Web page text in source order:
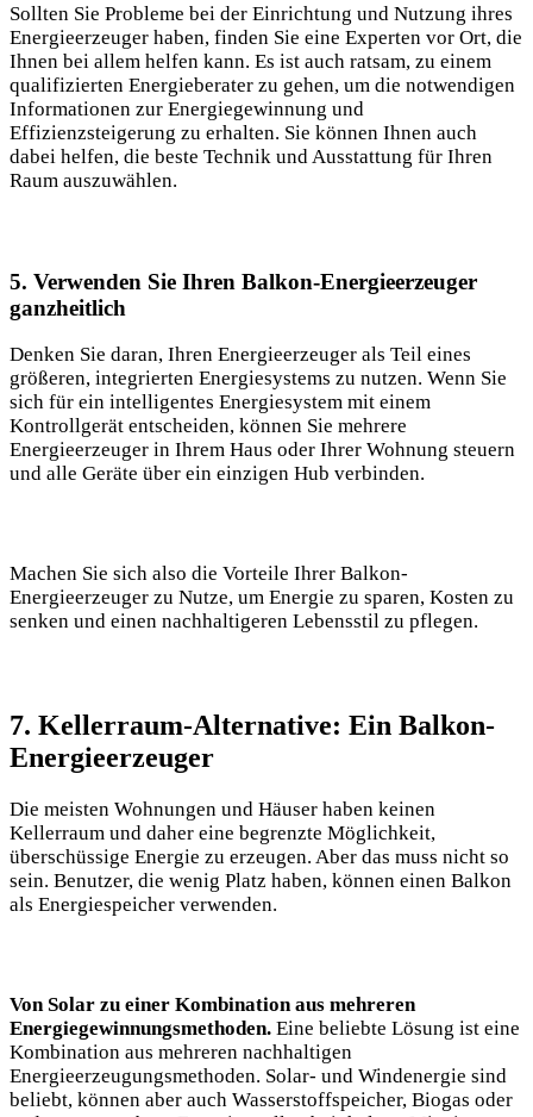
Sollten Sie Probleme bei der Einrichtung und Nutzung ihres
Energieerzeuger haben, finden Sie eine Experten vor Ort, die
Ihnen bei allem helfen kann. Es ist auch ratsam, zu einem
qualifizierten Energieberater zu gehen, um die notwendigen
Informationen zur Energiegewinnung und
Effizienzsteigerung zu erhalten. Sie können Ihnen auch
dabei helfen, die beste Technik und Ausstattung für Ihren
Raum auszuwählen.
5. Verwenden Sie Ihren Balkon-Energieerzeuger
ganzheitlich
Denken Sie daran, Ihren Energieerzeuger als Teil eines
größeren, integrierten Energiesystems zu nutzen. Wenn Sie
sich für ein intelligentes Energiesystem mit einem
Kontrollgerät entscheiden, können Sie mehrere
Energieerzeuger in Ihrem Haus oder Ihrer Wohnung steuern
und alle Geräte über ein einzigen Hub verbinden.
Machen Sie sich also die Vorteile Ihrer Balkon-
Energieerzeuger zu Nutze, um Energie zu sparen, Kosten zu
senken und einen nachhaltigeren Lebensstil zu pflegen.
7. Kellerraum-Alternative: Ein Balkon-
Energieerzeuger
Die meisten Wohnungen und Häuser haben keinen
Kellerraum und daher eine begrenzte Möglichkeit,
überschüssige Energie zu erzeugen. Aber das muss nicht so
sein. Benutzer, die wenig Platz haben, können einen Balkon
als Energiespeicher verwenden.
Von Solar zu einer Kombination aus mehreren
Energiegewinnungsmethoden. Eine beliebte Lösung ist eine
Kombination aus mehreren nachhaltigen
Energieerzeugungsmethoden. Solar- und Windenergie sind
beliebt, können aber auch Wasserstoffspeicher, Biogas oder